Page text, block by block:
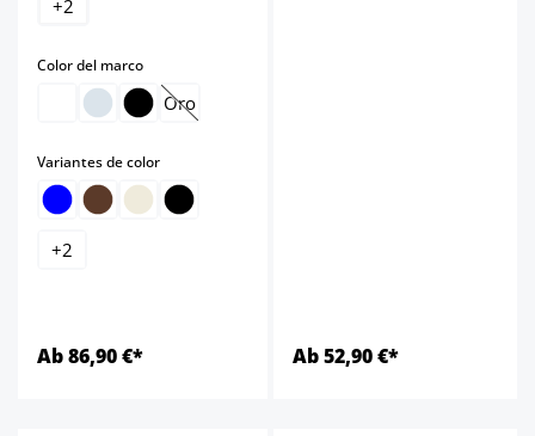
+2
Color del marcoselect
Oro
(Esta opción no está disponible en este
Variantes de colorselect
+2
Ab 86,90 €* Ab 52,90 €*